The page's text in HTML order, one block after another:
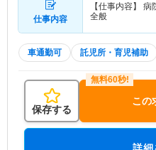
仕事内容
【仕事内容】
全般
車通勤可 託児所・育児補助
保存する
この
詳細